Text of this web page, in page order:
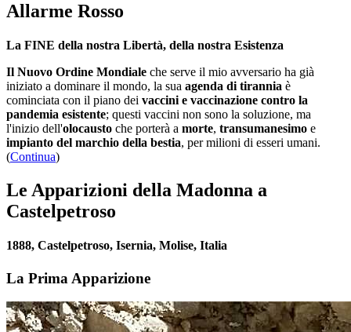
Allarme Rosso
La FINE della nostra Libertà, della nostra Esistenza
Il Nuovo Ordine Mondiale che serve il mio avversario ha già
iniziato a dominare il mondo, la sua agenda di tirannia è
cominciata con il piano dei vaccini e vaccinazione contro la
pandemia esistente; questi vaccini non sono la soluzione, ma
l'inizio dell'olocausto che porterà a morte, transumanesimo e
impianto del marchio della bestia, per milioni di esseri umani.
(Continua)
Le Apparizioni della Madonna a
Castelpetroso
1888, Castelpetroso, Isernia, Molise, Italia
La Prima Apparizione